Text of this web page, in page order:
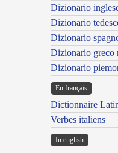
Dizionario
Dizionario
Dizionario
Dizionario greco
Dizionario
En français
Dictionnaire
Verbes italiens
In english